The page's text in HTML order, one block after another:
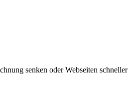
senken oder Webseiten